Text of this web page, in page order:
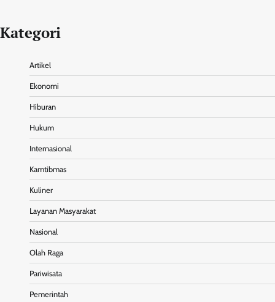
Kategori
Artikel
Ekonomi
Hiburan
Hukum
Internasional
Kamtibmas
Kuliner
Layanan Masyarakat
Nasional
Olah Raga
Pariwisata
Pemerintah